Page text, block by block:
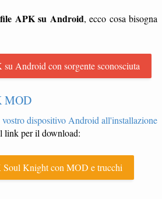
APK su Android, ecco cosa bisogna
Android con sorgente sconosciuta
MOD
dispositivo Android all'installazione
link per il download:
Knight con MOD e trucchi